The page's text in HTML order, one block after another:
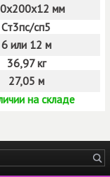
мм
Ст3пс/сп5
6 или 12 м
36,97 кг
27,05 м
на складе